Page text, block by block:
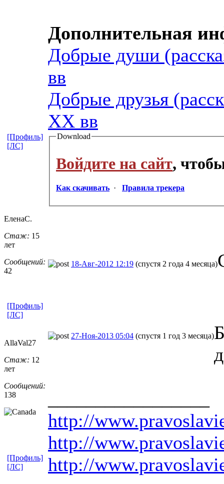
Дополнительная
Добрые души
вв
Добрые друзья
XX вв
Download
Войдите на сайт,
Как скачивать · Правила трекера
[Профиль]
[ЛС]
ЕленаС.
Стаж: 15
лет
Сообщений:
42
18-Авг-2012 12:19 (спустя 2 года 4 месяца)
[Профиль]
[ЛС]
AllaVal27
Стаж: 12
лет
Сообщений:
138
27-Ноя-2013 05:04 (спустя 1 год 3 месяца)
http://
http://
http://
[Профиль]
[ЛС]